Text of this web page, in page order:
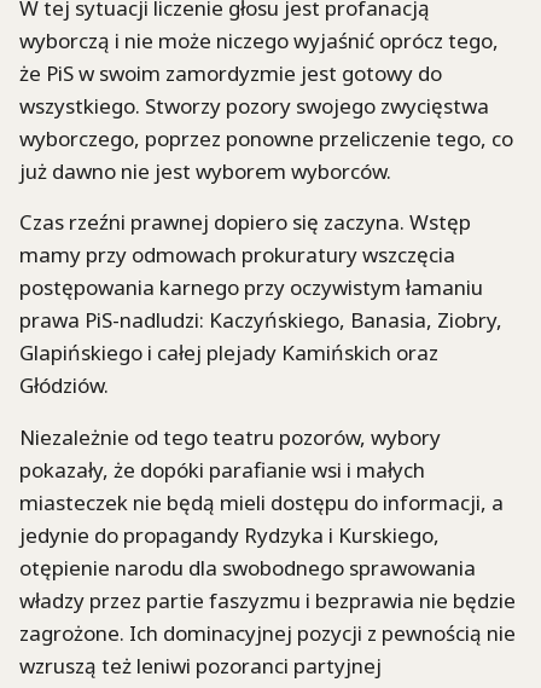
W tej sytuacji liczenie głosu jest profanacją
wyborczą i nie może niczego wyjaśnić oprócz tego,
że PiS w swoim zamordyzmie jest gotowy do
wszystkiego. Stworzy pozory swojego zwycięstwa
wyborczego, poprzez ponowne przeliczenie tego, co
już dawno nie jest wyborem wyborców.
Czas rzeźni prawnej dopiero się zaczyna. Wstęp
mamy przy odmowach prokuratury wszczęcia
postępowania karnego przy oczywistym łamaniu
prawa PiS-nadludzi: Kaczyńskiego, Banasia, Ziobry,
Glapińskiego i całej plejady Kamińskich oraz
Głódziów.
Niezależnie od tego teatru pozorów, wybory
pokazały, że dopóki parafianie wsi i małych
miasteczek nie będą mieli dostępu do informacji, a
jedynie do propagandy Rydzyka i Kurskiego,
otępienie narodu dla swobodnego sprawowania
władzy przez partie faszyzmu i bezprawia nie będzie
zagrożone. Ich dominacyjnej pozycji z pewnością nie
wzruszą też leniwi pozoranci partyjnej